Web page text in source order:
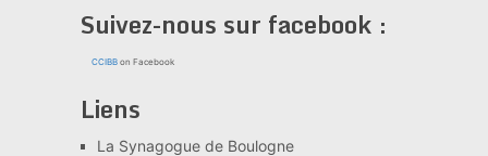
Suivez-nous sur facebook :
CCIBBon Facebook
Liens
La Synagogue de Boulogne